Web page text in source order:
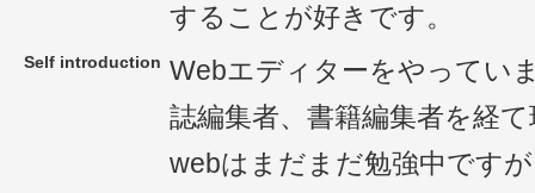
することが好きです。
Self introduction Webエディターをやってい
誌編集者、書籍編集者を経
webはまだまだ勉強中です